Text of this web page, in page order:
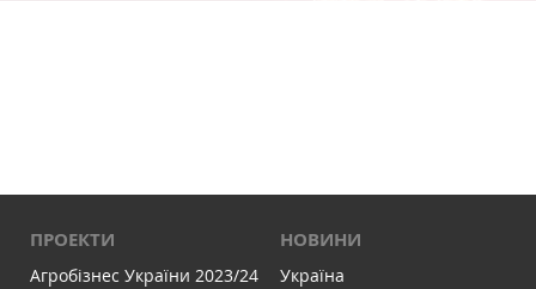
ПРОЕКТИ
Агробізнес України 2023/24
НОВИНИ
Україна